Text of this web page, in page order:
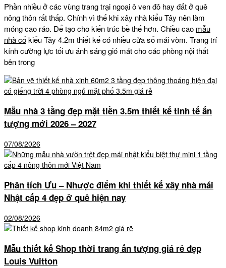
Phần nhiều ở các vùng trang trại ngoại ô ven đô hay đất ở quê
nông thôn rất thấp. Chính vì thế khi xây nhà kiểu Tây nên làm
móng cao ráo. Để tạo cho kiến trúc bề thế hơn. Chiều cao mẫu
nhà cổkiểu Tây 4.2m thiết kế có nhiều cửa sổ mái vòm. Trang trí
kính cường lực tối ưu ánh sáng gió mát cho các phòng nội thất
bên trong
Mẫu nhà 3 tầng đẹp mặt tiền 3.5m thiết kế tinh tế ấn
tượng mới 2026 – 2027
07/08/2026
Phân tích Ưu – Nhược điểm khi thiết kế xây nhà mái
Nhật cấp 4 đẹp ở quê hiện nay
02/08/2026
Mẫu thiết kế Shop thời trang ấn tượng giá rẻ đẹp
Louis Vuitton